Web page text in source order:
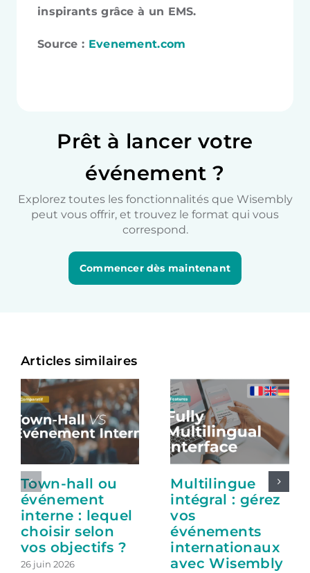
inspirants grâce à un EMS.
Source : Evenement.com
Prêt à lancer votre
événement ?
Explorez toutes les fonctionnalités que Wisembly
peut vous offrir, et trouvez le format qui vous
correspond.
Commencer dès maintenant
Articles similaires
Town-hall ou
événement
interne : lequel
choisir selon
vos objectifs ?
26 juin 2026
Multilingue
intégral : gérez
vos
événements
internationaux
avec Wisembly